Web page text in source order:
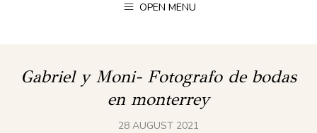
OPEN MENU
Gabriel y Moni- Fotografo de bodas
en monterrey
28 AUGUST 2021